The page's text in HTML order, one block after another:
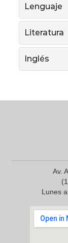
Lenguaje
Literatura
Inglés
Av.
Lunes